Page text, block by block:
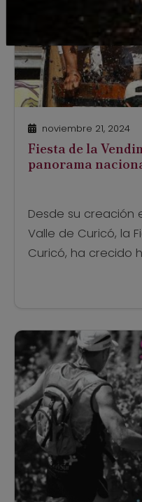
noviembre 21, 2024
Fiesta de la
panorama
Desde su creación
Valle de Curicó, la
Curicó, ha crecido
las celebraciones
nacional. Ya con
interrumpida por